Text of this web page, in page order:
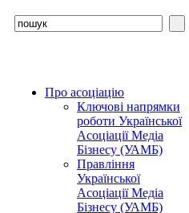
Про асоціацію
Ключові напрямки
роботи Української
Асоціації Медіа
Бізнесу (УАМБ)
Правління
Української
Асоціації Медіа
Бізнесу (УАМБ)